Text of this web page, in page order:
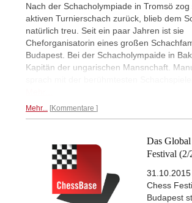
Nach der Schacholympiade in Tromsö zog
aktiven Turnierschach zurück, blieb dem
natürlich treu. Seit ein paar Jahren ist sie
Cheforganisatorin eines großen
Budapest. Bei der Schacholympaide in
Kapitän der ungarischen Mansnchaft.
Mehr... Kommentare
Das Global
Festival (2/
Chess
Budapest